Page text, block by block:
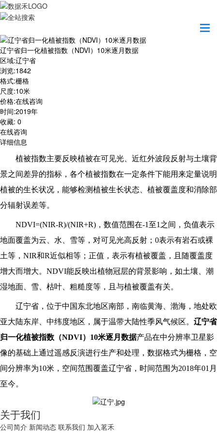
辽宁省归一化植被指数（NDVI）10米逐月数据
辽宁省归一化植被指数（NDVI）10米逐月数据
区域:辽宁省
浏览:1842
格式:栅格
尺度:10米
价格:在线咨询
时间:2019年
收藏: 0
在线咨询
详细信息
植被指数主要反映植被在可见光、近红外波段反射与土壤背
景之间差异的指标，各个植被指数在一定条件下能用来定量说明
植被的生长状况，能够检测植被生长状态、植被覆盖度和消除部
分辐射误差等。
NDVI=(NIR-R)/(NIR+R) ，数值范围在-1至1之间，负值表示
地面覆盖为云、水、雪等，对可见光高反射；0表示有岩石或裸
土等，NIR和R近似相等；正值，表示有植被覆盖，且随覆盖度
增大而增大。NDVI能反映出植物冠层的背景影响，如土壤、潮
湿地面、雪、枯叶、粗糙度等，且与植被覆盖有关。
辽宁省，位于中国东北地区南部，南临黄海、渤海，地处欧
亚大陆东岸、中纬度地区，属于温带大陆性季风气候区。 辽宁省
归一化植被指数（NDVI）10米逐月数据产品在中分辨率卫星影
像的基础上通过遥感反演进行生产和处理，数据格式为栅格，空
间分辨率为10米，空间范围覆盖辽宁省，时间范围为2018年01月
至今。
关于我们
公司简介 新闻动态 联系我们 加入茗禾